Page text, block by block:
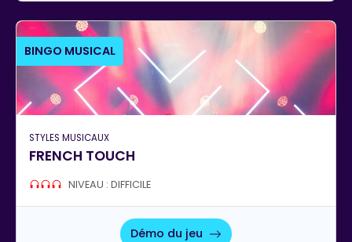
BINGO MUSICAL
STYLES MUSICAUX
FRENCH TOUCH
NIVEAU : DIFFICILE
Démo du jeu